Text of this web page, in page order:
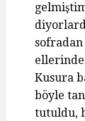
sofradan
Kusura
böyle
tutuldu,